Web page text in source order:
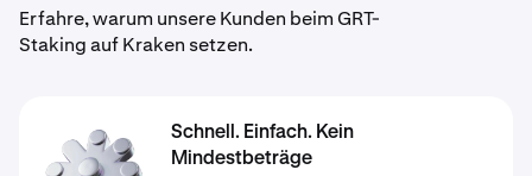
Erfahre, warum unsere Kunden beim GRT-
Staking auf Kraken setzen.
Schnell. Einfach. Kein
Mindestbeträge